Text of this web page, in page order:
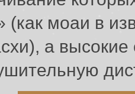
(как моаи в
а